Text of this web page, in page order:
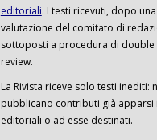
editoriali. I testi ricevuti, dopo
valutazione del comitato di
sottoposti a procedura di
review.
La Rivista riceve solo testi inediti:
pubblicano contributi già apparsi
editoriali o ad esse destinati.